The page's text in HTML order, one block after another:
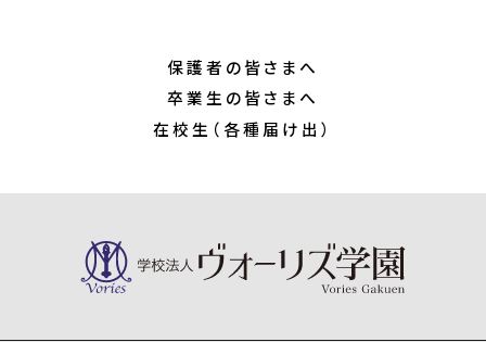
保護者の皆さまへ
卒業生の皆さまへ
在校生（各種届け出）